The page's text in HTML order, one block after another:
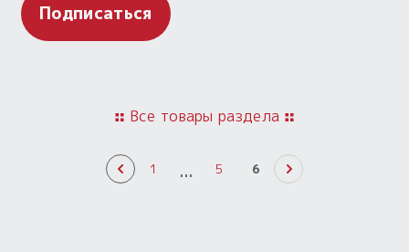
Подписаться
Все товары раздела
1 ... 5 6